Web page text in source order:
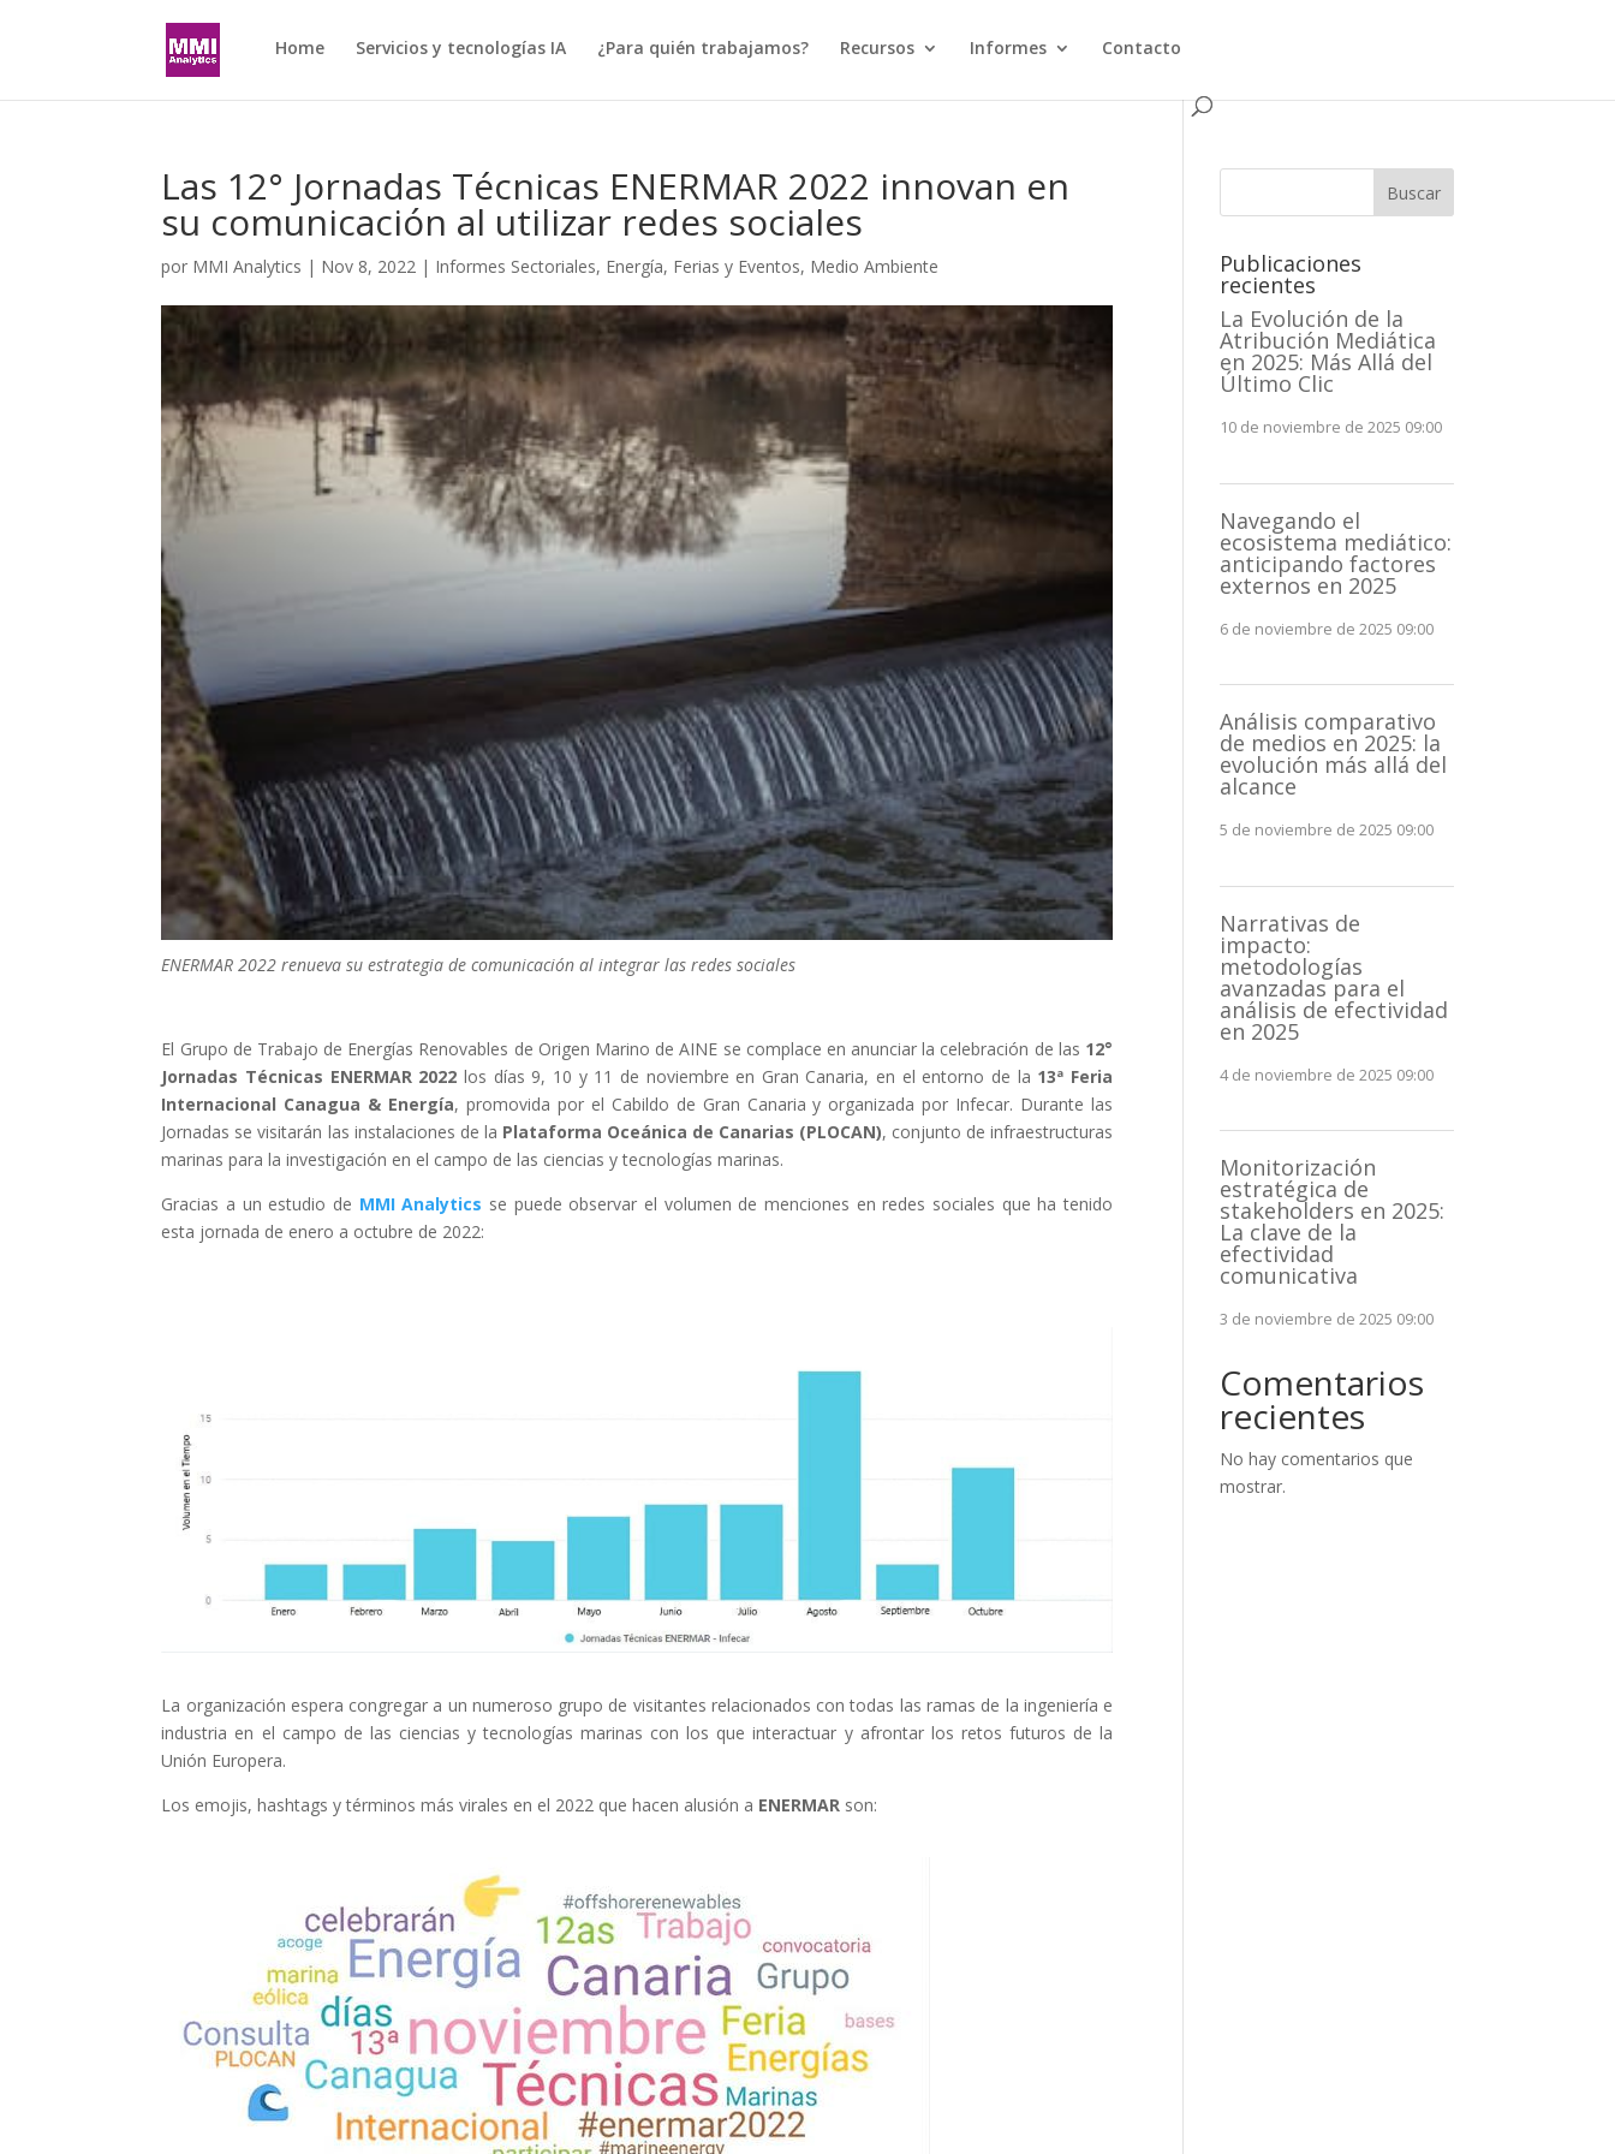
Home Servicios y tecnologías IA ¿Para quién trabajamos? Recursos Informes Contacto
Las 12° Jornadas Técnicas ENERMAR 2022 innovan en
su comunicación al utilizar redes sociales
por MMI Analytics | Nov 8, 2022 | Informes Sectoriales, Energía, Ferias y Eventos, Medio Ambiente
ENERMAR 2022 renueva su estrategia de comunicación al integrar las redes sociales
El Grupo de Trabajo de Energías Renovables de Origen Marino de AINE se complace en anunciar la celebración de las 12°
Jornadas Técnicas ENERMAR 2022 los días 9, 10 y 11 de noviembre en Gran Canaria, en el entorno de la 13ª Feria
Internacional Canagua & Energía, promovida por el Cabildo de Gran Canaria y organizada por Infecar. Durante las
Jornadas se visitarán las instalaciones de la Plataforma Oceánica de Canarias (PLOCAN), conjunto de infraestructuras
marinas para la investigación en el campo de las ciencias y tecnologías marinas.
Gracias a un estudio de MMI Analytics se puede observar el volumen de menciones en redes sociales que ha tenido
esta jornada de enero a octubre de 2022:
La organización espera congregar a un numeroso grupo de visitantes relacionados con todas las ramas de la ingeniería e
industria en el campo de las ciencias y tecnologías marinas con los que interactuar y afrontar los retos futuros de la
Unión Europera.
Los emojis, hashtags y términos más virales en el 2022 que hacen alusión a ENERMAR son:
Buscar
Publicaciones
recientes
La Evolución de la
Atribución Mediática
en 2025: Más Allá del
Último Clic
10 de noviembre de 2025 09:00
Navegando el
ecosistema mediático:
anticipando factores
externos en 2025
6 de noviembre de 2025 09:00
Análisis comparativo
de medios en 2025: la
evolución más allá del
alcance
5 de noviembre de 2025 09:00
Narrativas de
impacto:
metodologías
avanzadas para el
análisis de efectividad
en 2025
4 de noviembre de 2025 09:00
Monitorización
estratégica de
stakeholders en 2025:
La clave de la
efectividad
comunicativa
3 de noviembre de 2025 09:00
Comentarios
recientes
No hay comentarios que
mostrar.